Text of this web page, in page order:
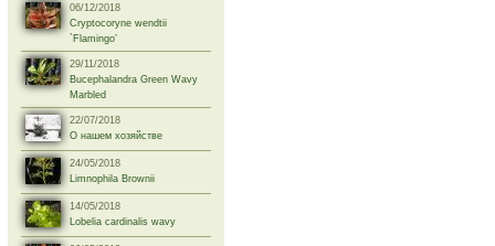
06/12/2018
Cryptocoryne wendtii
`Flamingo’
29/11/2018
Bucephalandra Green Wavy
Marbled
22/07/2018
О нашем хозяйстве
24/05/2018
Limnophila Brownii
14/05/2018
Lobelia cardinalis wavy